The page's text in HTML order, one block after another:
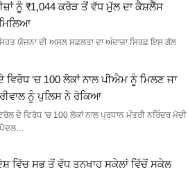
ਨੂੰ ₹1,044 ਕਰੋੜ ਤੋਂ ਵੱਧ ਮੁੱਲ ਦਾ ਕੈਸ਼ਲੈੱਸ
ਯੋਜਨਾ ਦੀ ਅਸਲ ਸਫ਼ਲਤਾ ਦਾ ਅੰਦਾਜ਼ਾ ਸਿਰਫ਼ ਇਸ ਗੱਲ
ਵਿਰੋਧ ‘ਚ 100 ਲੋਕਾਂ ਨਾਲ ਪੀਐਮ ਨੂੰ ਮਿਲਣ ਜਾ
ਨੂੰ ਪੁਲਿਸ ਨੇ ਰੋਕਿਆ
ਦੇ ਵਿਰੋਧ 'ਚ 100 ਲੋਕਾਂ ਨਾਲ ਪ੍ਰਧਾਨ ਮੰਤਰੀ ਨਰਿੰਦਰ ਮੋਦੀ
ਪੈਦਲ…
ਵਿੱਚ ਸਭ ਤੋਂ ਵੱਧ ਤਨਖਾਹ ਸਕੇਲਾਂ ਵਿੱਚੋਂ ਸਕੇਲ